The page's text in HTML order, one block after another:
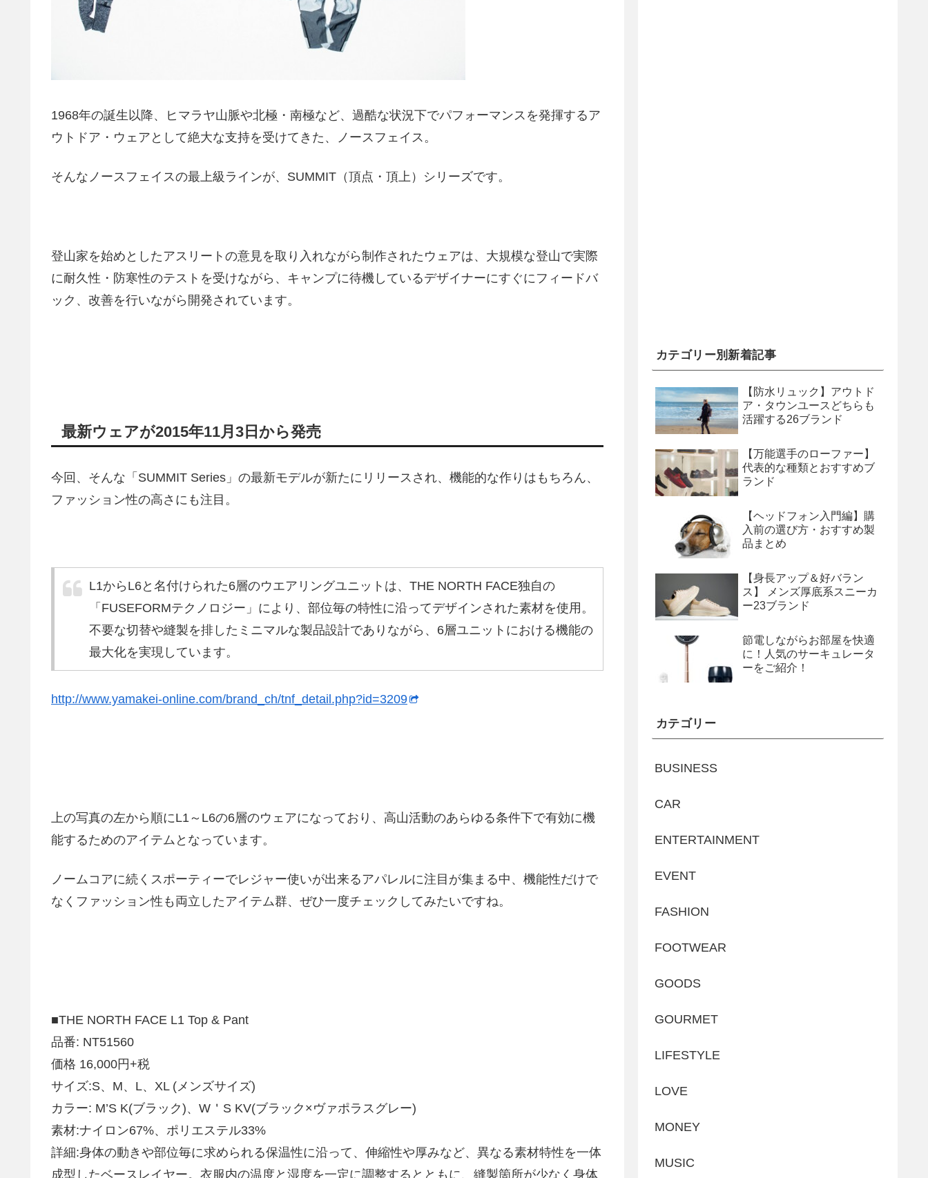
1968年の誕生以降、ヒマラヤ山脈や北極・南極など、過酷な状況下でパフォーマンスを発揮するア
ウトドア・ウェアとして絶大な支持を受けてきた、ノースフェイス。
そんなノースフェイスの最上級ラインが、SUMMIT（頂点・頂上）シリーズです。
登山家を始めとしたアスリートの意見を取り入れながら制作されたウェアは、大規模な登山で実際
に耐久性・防寒性のテストを受けながら、キャンプに待機しているデザイナーにすぐにフィードバ
ック、改善を行いながら開発されています。
最新ウェアが2015年11月3日から発売
今回、そんな「SUMMIT Series」の最新モデルが新たにリリースされ、機能的な作りはもちろん、
ファッション性の高さにも注目。
L1からL6と名付けられた6層のウエアリングユニットは、THE NORTH FACE独自の
「FUSEFORMテクノロジー」により、部位毎の特性に沿ってデザインされた素材を使用。
不要な切替や縫製を排したミニマルな製品設計でありながら、6層ユニットにおける機能の
最大化を実現しています。
http://www.yamakei-online.com/brand_ch/tnf_detail.php?id=3209
上の写真の左から順にL1～L6の6層のウェアになっており、高山活動のあらゆる条件下で有効に機
能するためのアイテムとなっています。
ノームコアに続くスポーティーでレジャー使いが出来るアパレルに注目が集まる中、機能性だけで
なくファッション性も両立したアイテム群、ぜひ一度チェックしてみたいですね。
■THE NORTH FACE L1 Top & Pant
品番: NT51560
価格 16,000円+税
サイズ:S、M、L、XL (メンズサイズ)
カラー: M’S K(ブラック)、W＇S KV(ブラック×ヴァポラスグレー)
素材:ナイロン67%、ポリエステル33%
詳細:身体の動きや部位毎に求められる保温性に沿って、伸縮性や厚みなど、異なる素材特性を一体
成型したベースレイヤー。衣服内の温度と湿度を一定に調整するとともに、縫製箇所が少なく身体
カテゴリー別新着記事
【防水リュック】アウトド
ア・タウンユースどちらも
活躍する26ブランド
【万能選手のローファー】
代表的な種類とおすすめブ
ランド
【ヘッドフォン入門編】購
入前の選び方・おすすめ製
品まとめ
【身長アップ＆好バラン
ス】 メンズ厚底系スニーカ
ー23ブランド
節電しながらお部屋を快適
に！人気のサーキュレータ
ーをご紹介！
カテゴリー
BUSINESS
CAR
ENTERTAINMENT
EVENT
FASHION
FOOTWEAR
GOODS
GOURMET
LIFESTYLE
LOVE
MONEY
MUSIC